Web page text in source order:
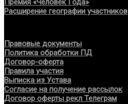
Премия «Человек Года»
Расширение географии участников
Правовые документы
Политика обработки ПД
Договор-оферта
Правила участия
Выписка из Устава
Согласие на получение рассылок
Договор оферты рекл Телеграм